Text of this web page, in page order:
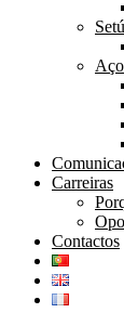
Carreiras
Contactos